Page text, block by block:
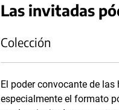
Las invitadas
Colección
El poder convocante de
especialmente el formato